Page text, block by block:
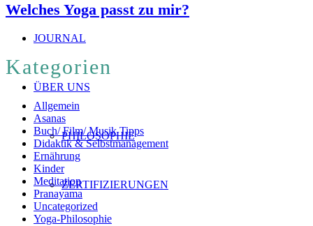
JOURNAL
ÜBER UNS
PHILOSOPHIE
ZERTIFIZIERUNGEN
Welches Yoga passt zu mir?
Kategorien
Allgemein
Asanas
Buch/ Film/ Musik Tipps
Didaktik & Selbstmanagement
Ernährung
Kinder
Meditation
Pranayama
Uncategorized
Yoga-Philosophie